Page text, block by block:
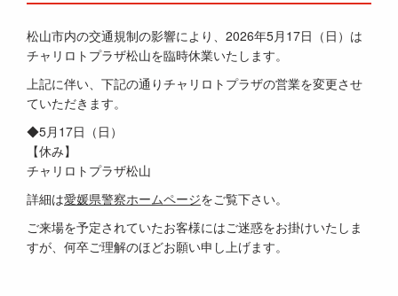
松山市内の交通規制の影響により、2026年5月17日（日）は
チャリロトプラザ松山を臨時休業いたします。
上記に伴い、下記の通りチャリロトプラザの営業を変更させ
ていただきます。
◆5月17日（日）
【休み】
チャリロトプラザ松山
詳細は愛媛県警察ホームページをご覧下さい。
ご来場を予定されていたお客様にはご迷惑をお掛けいたしま
すが、何卒ご理解のほどお願い申し上げます。